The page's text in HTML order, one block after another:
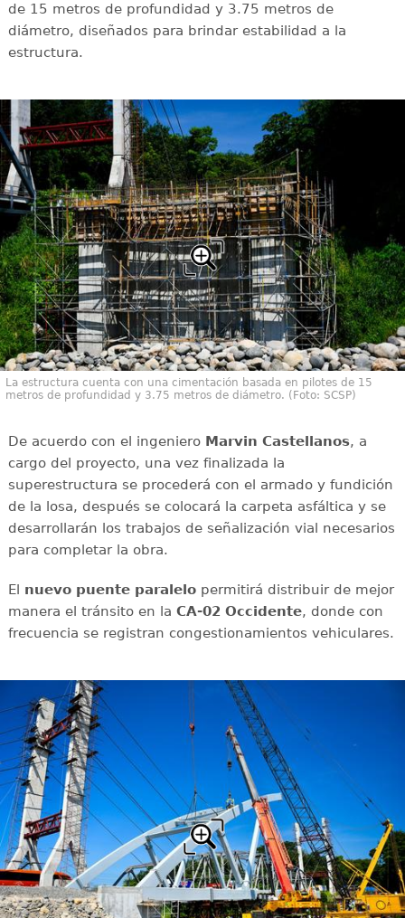
de 15 metros de profundidad y 3.75 metros de
diámetro, diseñados para brindar estabilidad a la
estructura.
La estructura cuenta con una cimentación basada en pilotes de 15
metros de profundidad y 3.75 metros de diámetro. (Foto: SCSP)
De acuerdo con el ingeniero Marvin Castellanos, a
cargo del proyecto, una vez finalizada la
superestructura se procederá con el armado y fundición
de la losa, después se colocará la carpeta asfáltica y se
desarrollarán los trabajos de señalización vial necesarios
para completar la obra.
El nuevo puente paralelopermitirá distribuir de mejor
manera el tránsito en la CA-02 Occidente, donde con
frecuencia se registran congestionamientos vehiculares.